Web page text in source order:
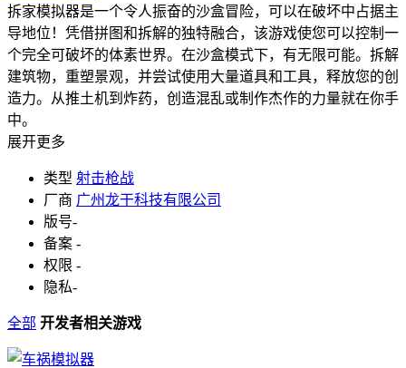
拆家模拟器是一个令人振奋的沙盒冒险，可以在破坏中占据主
导地位！凭借拼图和拆解的独特融合，该游戏使您可以控制一
个完全可破坏的体素世界。在沙盒模式下，有无限可能。拆解
建筑物，重塑景观，并尝试使用大量道具和工具，释放您的创
造力。从推土机到炸药，创造混乱或制作杰作的力量就在你手
中。
展开更多
类型 射击枪战
厂商 广州龙干科技有限公司
版号-
备案 -
权限 -
隐私-
全部 开发者相关游戏